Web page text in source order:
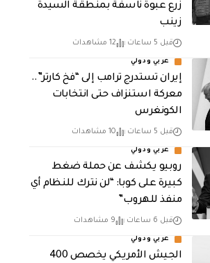
زرع عبوة ناسفة بمنطقة السيدة
زينب
قبل 5 ساعات 12 مشاهدات
عربي ودولي
إيران تستدرج ترامب إلى “فخ كارتر”..
معركة استنزاف حتى انتخابات
الكونغرس
قبل 5 ساعات 10 مشاهدات
عربي ودولي
روبيو يكشف عن حملة ضغط
كبيرة على كوبا: “لن نترك للنظام أي
منفذ للهروب”
قبل 6 ساعات 9 مشاهدات
عربي ودولي
الجيش الأمريكي يخصص 400